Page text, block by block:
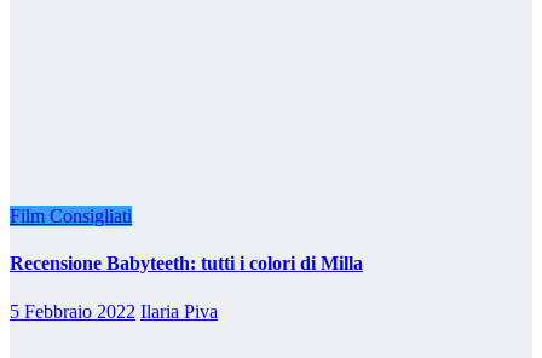
Film Consigliati
Recensione Babyteeth: tutti i colori di Milla
5 Febbraio 2022 Ilaria Piva